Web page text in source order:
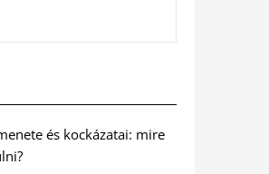
és kockázatai: mire